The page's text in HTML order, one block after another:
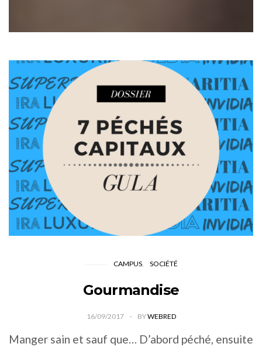
CAMPUS SOCIÉTÉ
Gourmandise
16/09/2017 BYWEBRED
Manger sain et sauf que… D’abord péché, ensuite